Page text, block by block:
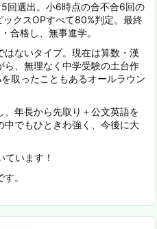
回選出。小6時点の合不合6回の
クスOPすべて80%判定。最終
合格し、無事進学。
ないタイプ。現在は算数・漢
、無理なく中学受験の土台作
取ったこともあるオールラウン
年長から先取り＋公文英語を
でもひときわ強く、今後に大
ています！
す。